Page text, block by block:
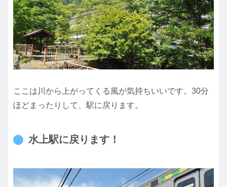
ここは川から上がってくる風が気持ちいいです。30分
ほどまったりして、駅に戻ります。
水上駅に戻ります！